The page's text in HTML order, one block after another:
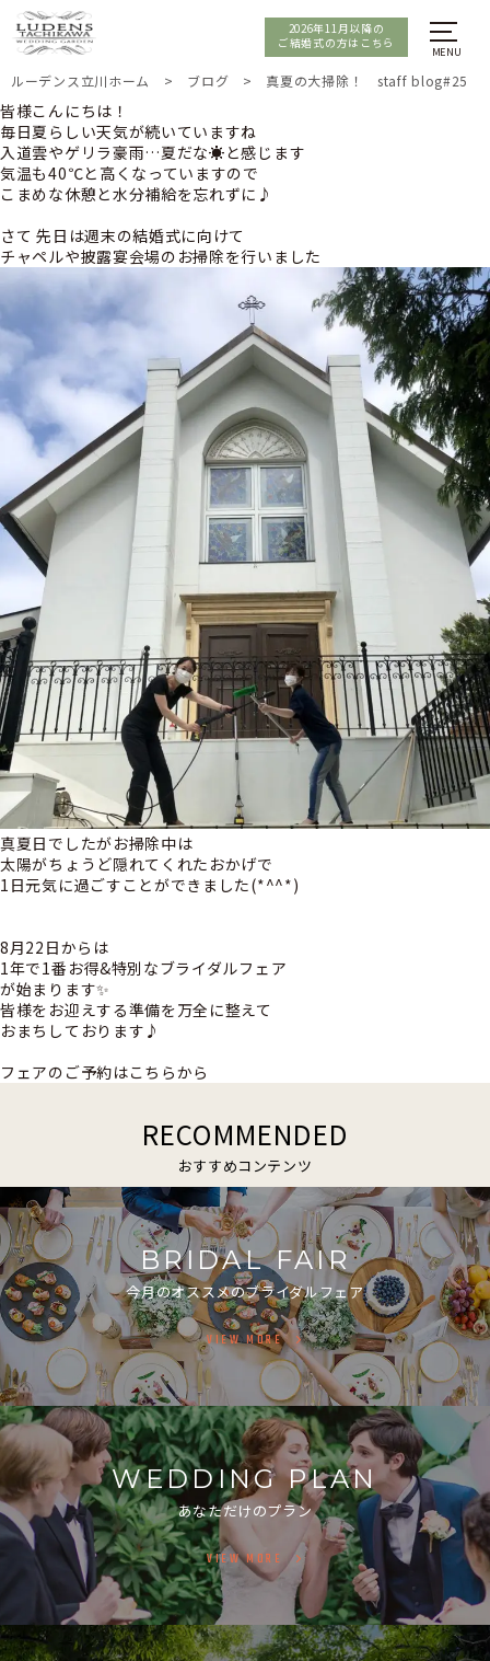
2026年11月以降の
ご結婚式の方はこちら
ルーデンス立川ホーム > ブログ > 真夏の大掃除！ staff blog#25
皆様こんにちは！
毎日夏らしい天気が続いていますね
入道雲やゲリラ豪雨…夏だな☀️と感じます
気温も40℃と高くなっていますので
こまめな休憩と水分補給を忘れずに♪
さて 先日は週末の結婚式に向けて
チャペルや披露宴会場のお掃除を行いました
真夏日でしたがお掃除中は
太陽がちょうど隠れてくれたおかげで
1日元気に過ごすことができました(*^^*)
8月22日からは
1年で1番お得&特別なブライダルフェア
が始まります✨
皆様をお迎えする準備を万全に整えて
おまちしております♪
フェアのご予約はこちらから
RECOMMENDED
おすすめコンテンツ
BRIDAL FAIR
今月のオススメのブライダルフェア
VIEW MORE
WEDDING PLAN
あなただけのプラン
VIEW MORE